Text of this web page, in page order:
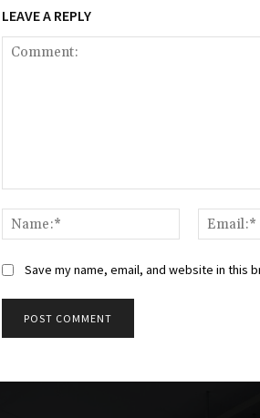
LEAVE A REPLY
Name:*
Save my name, email, and website in this